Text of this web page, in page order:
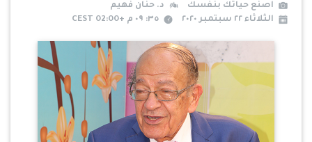
اصنع حياتك بنفسك
د. حنان فهيم
الثلاثاء ٢٢ سبتمبر ٢٠٢٠
٣٥: ٠٩ م +02:00 CEST